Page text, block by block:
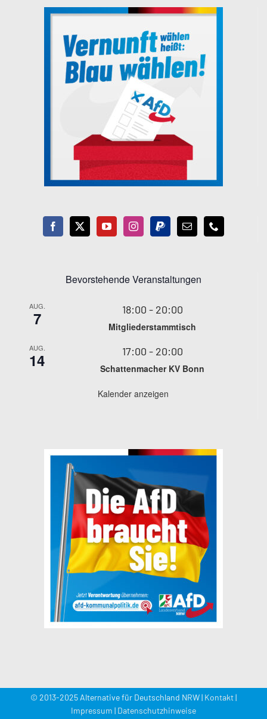
Neuer Bundesvorstand auf dem 10.
Bundesparteitag gewählt
Auf dem – sehr sachlich und konstruktiv
geführten – 10. Bundesparteitag wurde der
neue Vorstand der Alternative für
Deutschland gewählt. Der neue
Wir wünschen Euch eine
besinnliche Adventszeit.
Lade weitere Beiträge...